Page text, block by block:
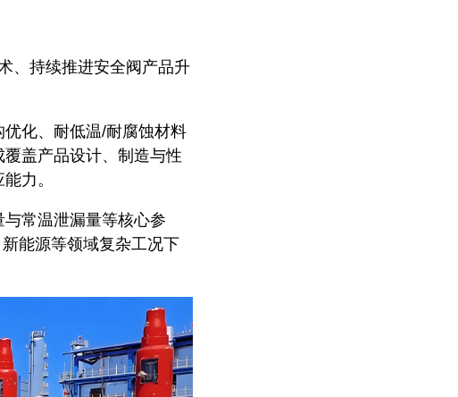
、持续推进安全阀产品升
化、耐低温/耐腐蚀材料
盖产品设计、制造与性
力。
常温泄漏量等核心参
能源等领域复杂工况下